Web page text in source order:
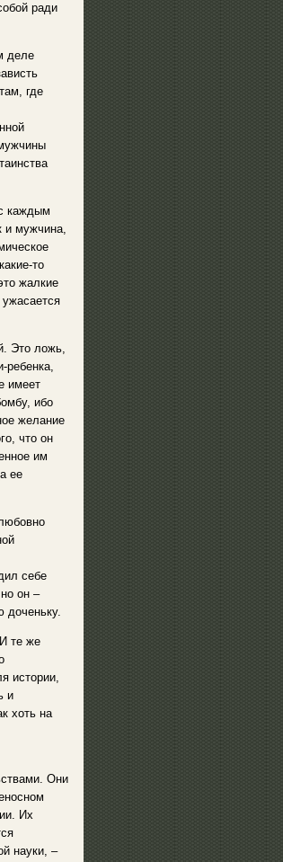
ради
деле
где
каждым
и мужчина,
то
жалкие
Это ложь,
ребенка,
имеет
ибо
желание
что он
им
ее
себе
он –
доченьку.
те же
истории,
и
хоть на
Они
Их
науки, –